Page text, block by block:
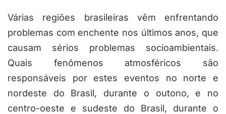
Várias regiões brasileiras vêm enfrentando
problemas com enchente nos últimos anos, que
causam sérios problemas socioambientais.
Quais fenômenos atmosféricos são
responsáveis por estes eventos no norte e
nordeste do Brasil, durante o outono, e no
centro-oeste e sudeste do Brasil, durante o